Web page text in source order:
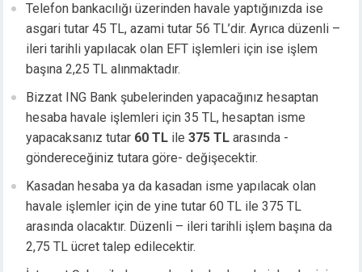
panel
panel
panel
panel
Panel
panel
Panel
Panel
Panel
Telefon bankacılığı üzerinden havale yaptığınızda ise
asgari tutar 45 TL, azami tutar 56 TL’dir. Ayrıca düzenli –
ileri tarihli yapılacak olan EFT işlemleri için ise işlem
başına 2,25 TL alınmaktadır.
Bizzat ING Bank şubelerinden yapacağınız hesaptan
hesaba havale işlemleri için 35 TL, hesaptan isme
yapacaksanız tutar 60 TL ile375 TL arasında -
göndereceğiniz tutara göre- değişecektir.
Kasadan hesaba ya da kasadan isme yapılacak olan
havale işlemler için de yine tutar 60 TL ile 375 TL
arasında olacaktır. Düzenli – ileri tarihli işlem başına da
2,75 TL ücret talep edilecektir.